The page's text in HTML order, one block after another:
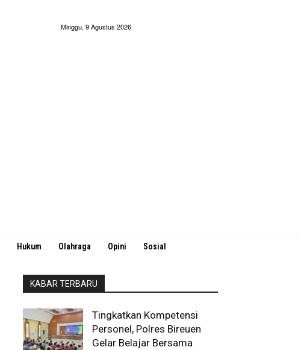
Minggu, 9 Agustus 2026
Hukum Olahraga Opini Sosial
KABAR TERBARU
Tingkatkan Kompetensi
Personel, Polres Bireuen
Gelar Belajar Bersama